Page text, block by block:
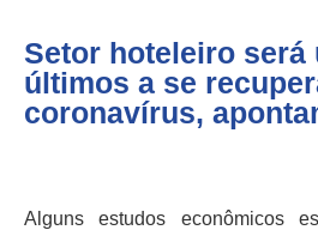
Setor hoteleiro será
últimos a se
coronavírus,
Alguns estudos econômicos